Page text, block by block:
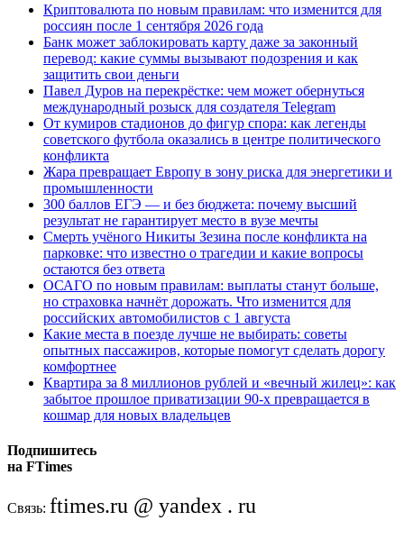
Криптовалюта по новым правилам: что изменится для
россиян после 1 сентября 2026 года
Банк может заблокировать карту даже за законный
перевод: какие суммы вызывают подозрения и как
защитить свои деньги
Павел Дуров на перекрёстке: чем может обернуться
международный розыск для создателя Telegram
От кумиров стадионов до фигур спора: как легенды
советского футбола оказались в центре политического
конфликта
Жара превращает Европу в зону риска для энергетики и
промышленности
300 баллов ЕГЭ — и без бюджета: почему высший
результат не гарантирует место в вузе мечты
Смерть учёного Никиты Зезина после конфликта на
парковке: что известно о трагедии и какие вопросы
остаются без ответа
ОСАГО по новым правилам: выплаты станут больше,
но страховка начнёт дорожать. Что изменится для
российских автомобилистов с 1 августа
Какие места в поезде лучше не выбирать: советы
опытных пассажиров, которые помогут сделать дорогу
комфортнее
Квартира за 8 миллионов рублей и «вечный жилец»: как
забытое прошлое приватизации 90-х превращается в
кошмар для новых владельцев
Подпишитесь
на FTimes
Связь: ftimes.ru @ yandex . ru